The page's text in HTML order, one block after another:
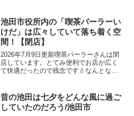
すると・・・いろんなお店で、いろんな
ミュージシャンが...
池田市役所内の「喫茶パーラーい
けだ」は広々していて落ち着く空
間！【閉店】
2026年7月9日更新喫茶パーラーさんは閉
店しています。とてみ便利でお店が広く
て快適だったので残念です💧なんとなく
病院で検査があり思いの外早く終わった
ので朝ご飯...
昔の池田は七夕をどんな風に過ご
していたのだろう/池田市